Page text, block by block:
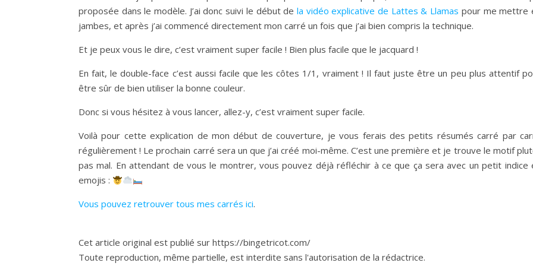
proposée dans le modèle. J’ai donc suivi le début de la vidéo explicative de Lattes & Llamas pour me mettre
jambes, et après j’ai commencé directement mon carré un fois que j’ai bien compris la technique.
Et je peux vous le dire, c’est vraiment super facile ! Bien plus facile que le jacquard !
En fait, le double-face c’est aussi facile que les côtes 1/1, vraiment ! Il faut juste être un peu plus attentif
être sûr de bien utiliser la bonne couleur.
Donc si vous hésitez à vous lancer, allez-y, c’est vraiment super facile.
Voilà pour cette explication de mon début de couverture, je vous ferais des petits résumés carré par
régulièrement ! Le prochain carré sera un que j’ai créé moi-même. C’est une première et je trouve le motif
pas mal. En attendant de vous le montrer, vous pouvez déjà réfléchir à ce que ça sera avec un petit indice
emojis :
Vous pouvez retrouver tous mes carrés ici.
Cet article original est publié sur https://bingetricot.com/
Toute reproduction, même partielle, est interdite sans l'autorisation de la rédactrice.